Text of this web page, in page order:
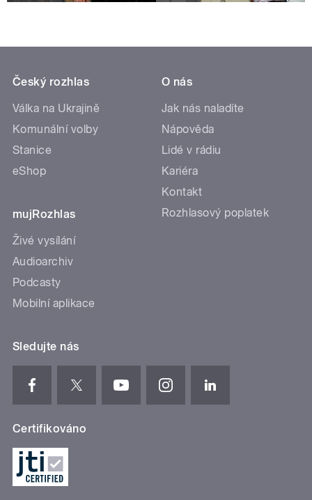
Český rozhlas
Válka na Ukrajině
Komunální volby
Stanice
eShop
mujRozhlas
Živé vysílání
Audioarchiv
Podcasty
Mobilní aplikace
O nás
Jak nás naladíte
Nápověda
Lidé v rádiu
Kariéra
Kontakt
Rozhlasový poplatek
Sledujte nás
Certifikováno